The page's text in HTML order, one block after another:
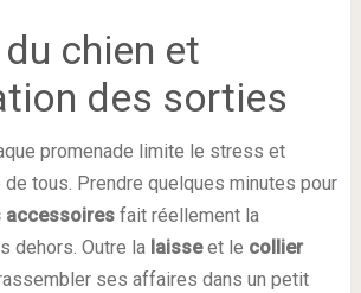
chien et
des sorties
promenade limite le stress et
tous. Prendre quelques minutes pour
accessoiresfait réellement la
dehors. Outre la laisseet le collier
ses affaires dans un petit